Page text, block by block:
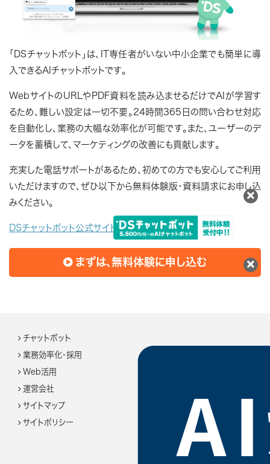
「DSチャットボット」は、IT専任者がいない中小企業でも簡単に導
入できるAIチャットボットです。
WebサイトのURLやPDF資料を読み込ませるだけでAIが学習す
るため、難しい設定は一切不要。24時間365日の問い合わせ対応
を自動化し、業務の大幅な効率化が可能です。また、ユーザーのデ
ータを蓄積して、マーケティングの改善にも貢献します。
充実した電話サポートがあるため、初めての方でも安心してご利用
いただけますので、ぜひ以下から無料体験版・資料請求にお申し込
みください。
DSチャットボット公式サイトはこちら
まずは、無料体験に申し込む
チャットボット
業務効率化・採用
Web活用
運営会社
サイトマップ
サイトポリシー